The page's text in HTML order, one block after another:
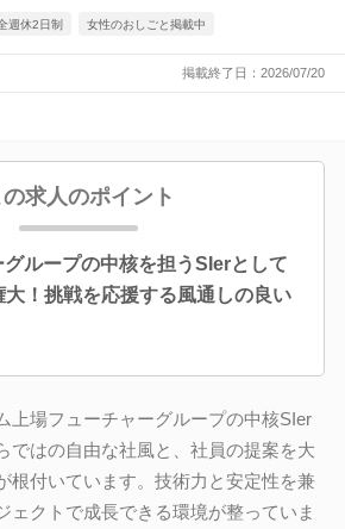
週休2日制 女性のおしごと掲載中
掲載終了日：2026/07/20
の求人のポイント
ループの中核を担うSIerとして
！挑戦を応援する風通しの良い
上場フューチャーグループの中核SIer
ではの自由な社風と、社員の提案を大
根付いています。技術力と安定性を兼
ェクトで成長できる環境が整っていま